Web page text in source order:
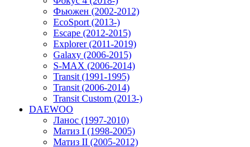
Фьюжен (2002-2012)
EcoSport (2013-)
Escape (2012-2015)
Explorer (2011-2019)
Galaxy (2006-2015)
S-MAX (2006-2014)
Transit (1991-1995)
Transit (2006-2014)
Transit Custom (2013-)
DAEWOO
Ланос (1997-2010)
Матиз I (1998-2005)
Матиз II (2005-2012)